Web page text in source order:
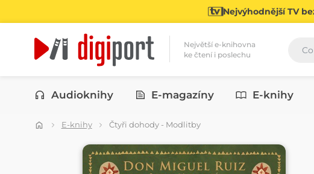
Nejvýhodnější TV
Největší e-knihovna
ke čtení i poslechu
Kategorie
Audioknihy E-magazíny E-knihy
E-knihy Čtyři dohody - Modlitby